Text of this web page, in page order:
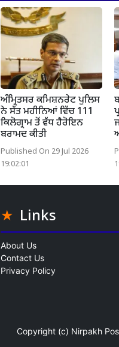
ਅੰਮ੍ਰਿਤਸਰ ਕਮਿਸ਼ਨਰੇਟ ਪੁਲਿਸ
ਨੇ ਸੱਤ ਮਹੀਨਿਆਂ ਵਿੱਚ 111
ਕਿਲੋਗ੍ਰਾਮ ਤੋਂ ਵੱਧ ਹੈਰੋਇਨ
ਬਰਾਮਦ ਕੀਤੀ
Published On 29 Jul 2026
19:02:01
Links
About Us
Contact Us
Privacy Policy
Copyright (c) Nirpakh